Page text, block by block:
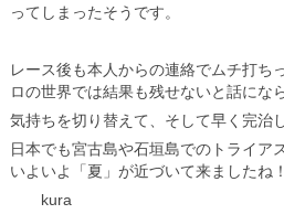
ってしまったそうです。
レース後も本人からの連絡でムチ打ち
ロの世界では結果も残せないと話にな
気持ちを切り替えて、そして早く完治
日本でも宮古島や石垣島でのトライア
いよいよ「夏」が近づいて来ましたね！
kura